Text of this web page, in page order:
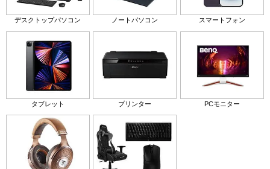
デスクトップパソコン ノートパソコン スマートフォン
タブレット プリンター PCモニター